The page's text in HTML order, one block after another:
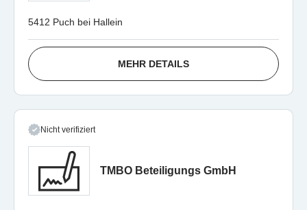
5412 Puch bei Hallein
MEHR DETAILS
Nicht verifiziert
TMBO Beteiligungs GmbH